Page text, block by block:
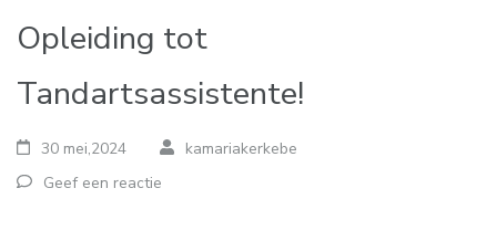
Opleiding tot
Tandartsassistente!
30 mei,2024
kamariakerkebe
Geef een reactie